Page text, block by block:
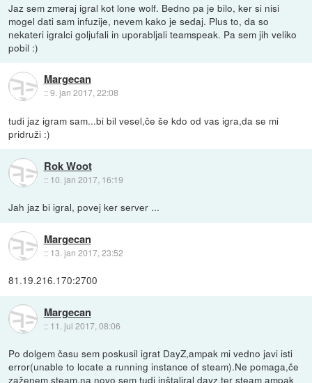
Jaz sem zmeraj igral kot lone wolf. Bedno pa je bilo, ker si nisi
mogel dati sam infuzije, nevem kako je sedaj. Plus to, da so
nekateri igralci goljufali in uporabljali teamspeak. Pa sem jih veliko
pobil :)
Margecan
::9. jan 2017, 22:08
tudi jaz igram sam...bi bil vesel,če še kdo od vas igra,da se mi
pridruži :)
Rok Woot
:: 10. jan 2017, 16:19
Jah jaz bi igral, povej ker server ...
Margecan
:: 13. jan 2017, 23:52
81.19.216.170:2700
Margecan
:: 11. jul 2017, 08:06
Po dolgem času sem poskusil igrat DayZ,ampak mi vedno javi isti
error(unable to locate a running instance of steam).Ne pomaga,če
zaženem steam,na novo sem tudi inštaliral dayz,ter steam ampak